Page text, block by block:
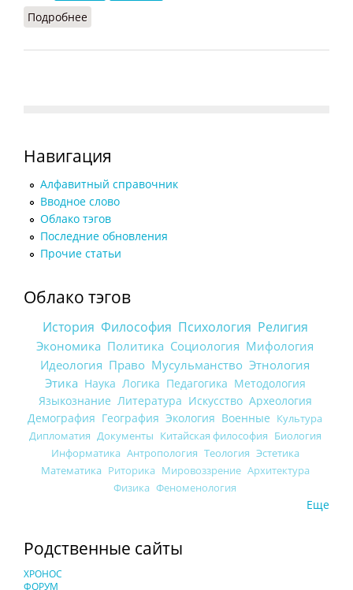
Подробнее
Навигация
Алфавитный справочник
Вводное слово
Облако тэгов
Последние обновления
Прочие статьи
Облако тэгов
История Философия Психология Религия
Экономика Политика Социология Мифология
Идеология Право Мусульманство Этнология
Этика Наука Логика Педагогика Методология
Языкознание Литература Искусство Археология
Демография География Экология Военные Культура
Дипломатия Документы Китайская философия Биология
Информатика Антропология Теология Эстетика
Математика Риторика Мировоззрение Архитектура
Физика Феноменология
Еще
Родственные сайты
ХРОНОС
ФОРУМ